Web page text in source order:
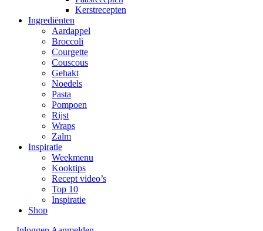
Kerstrecepten
Ingrediënten
Aardappel
Broccoli
Courgette
Couscous
Gehakt
Noedels
Pasta
Pompoen
Rijst
Wraps
Zalm
Inspiratie
Weekmenu
Kooktips
Recept video’s
Top 10
Inspiratie
Shop